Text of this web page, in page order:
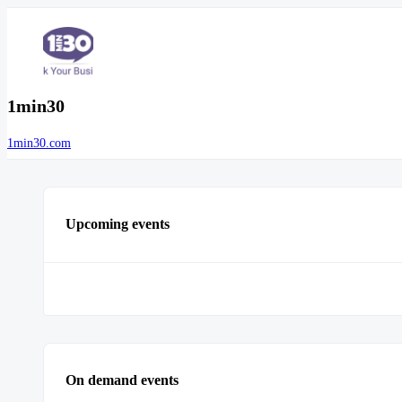
1min30
1min30.com
Upcoming events
On demand events